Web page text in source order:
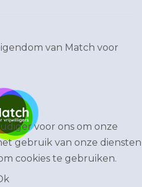
van Match voor
voor ons om onze
gebruik van onze diensten
cookies te gebruiken.